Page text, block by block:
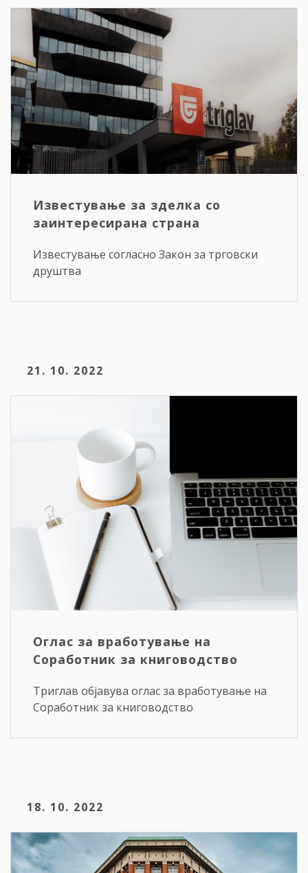
Известување за зделка со
заинтересирана страна
Известување согласно Закон за трговски
друштва
21. 10. 2022
Оглас за вработување на
Соработник за книговодство
Триглав објавува оглас за вработување на
Соработник за книговодство
18. 10. 2022